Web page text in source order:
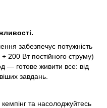
забезпечує потужність
200 Вт постійного струму)
— готове живити все: від
завдань.
та насолоджуйтесь